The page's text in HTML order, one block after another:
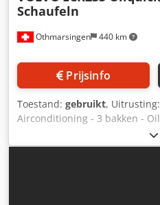
Othmarsingen 440 km
Schaufeln
Prijsinfo
Toestand: gebruikt, Uitrusting:
Airconditioning - 3 bakken -
draaiuren Csdezl Nyzopfx